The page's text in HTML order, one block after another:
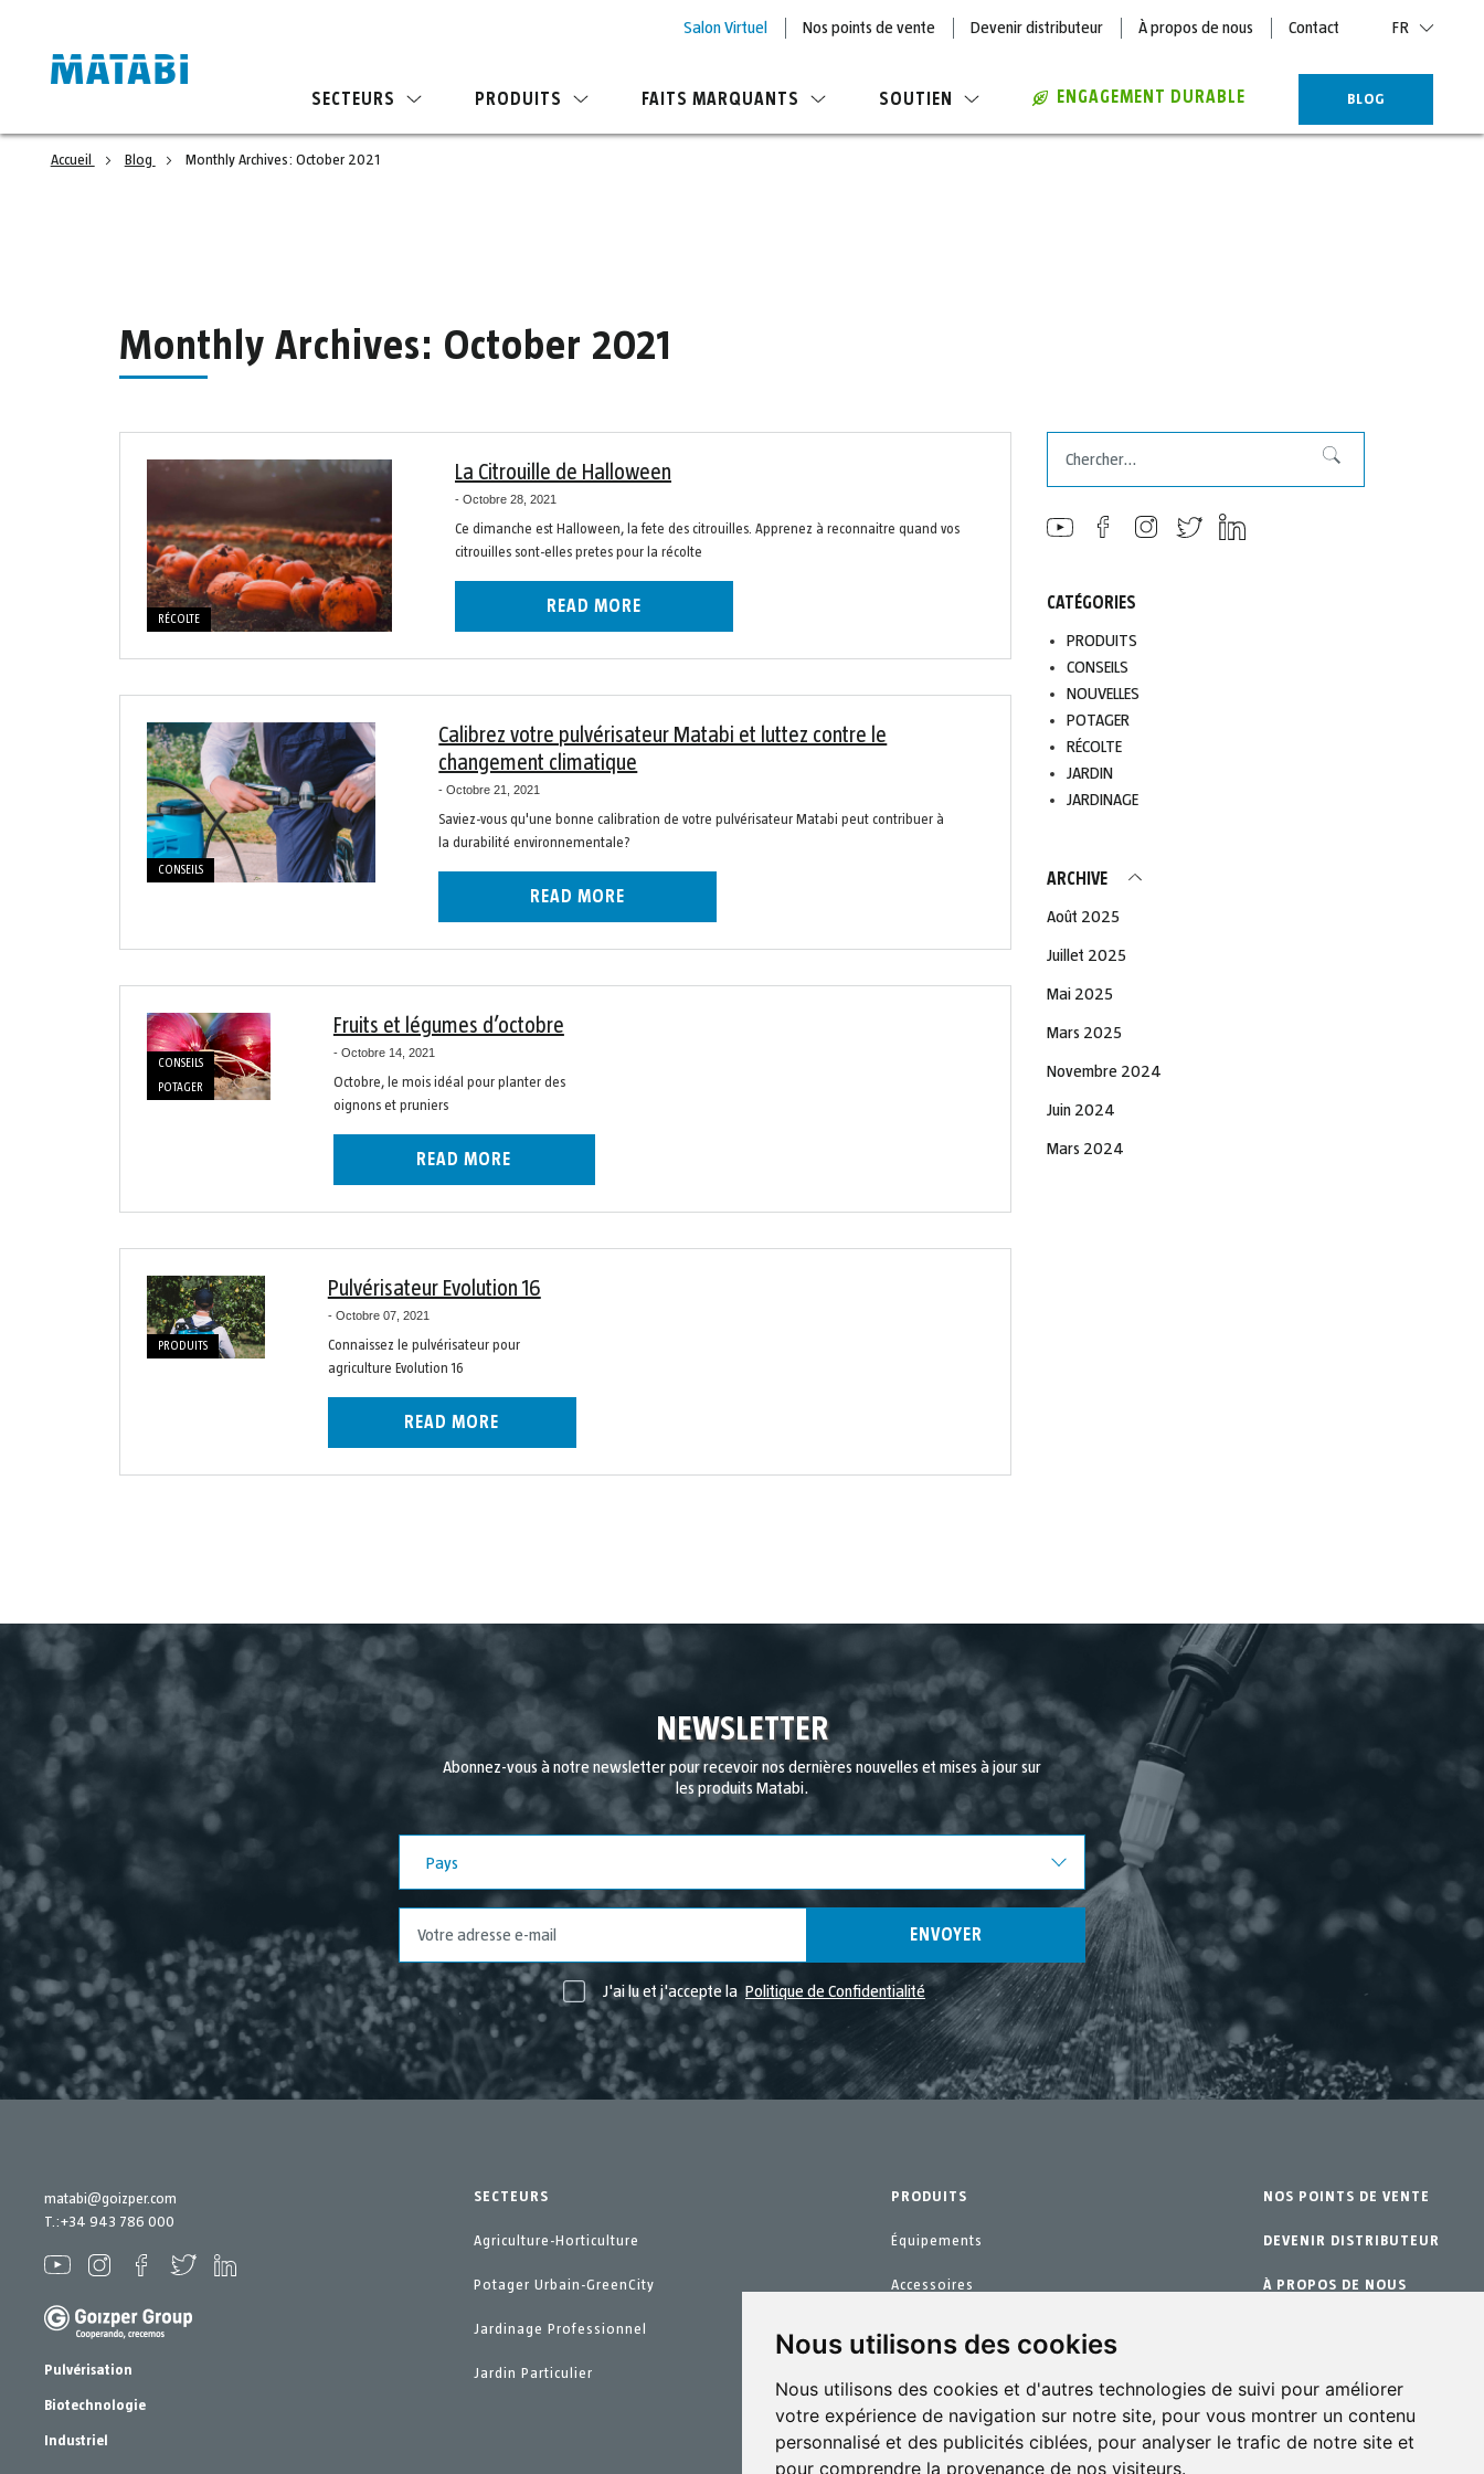
Nous utilisons des cookies
Nous utilisons des cookies et d'autres technologies de suivi pour améliorer
votre expérience de navigation sur notre site, pour vous montrer un contenu
personnalisé et des publicités ciblées, pour analyser le trafic de notre site et
pour comprendre la provenance de nos visiteurs.
Salon Virtuel Nos points de vente Devenir distributeur À propos de nous Contact FR
SECTEURS PRODUITS FAITS MARQUANTS SOUTIEN ENGAGEMENT DURABLE BLOG
Accueil Blog Monthly Archives: October 2021
Monthly Archives: October 2021
RÉCOLTE
La Citrouille de Halloween
-Octobre 28, 2021
Ce dimanche est Halloween, la fete des citrouilles. Apprenez à reconnaitre quand vos
citrouilles sont-elles pretes pour la récolte
READ MORE
CONSEILS
Calibrez votre pulvérisateur Matabi et luttez contre le
changement climatique
- Octobre 21, 2021
Saviez-vous qu'une bonne calibration de votre pulvérisateur Matabi peut contribuer à
la durabilité environnementale?
READ MORE
CONSEILS
POTAGER
Fruits et légumes d’octobre
-Octobre 14, 2021
Octobre, le mois idéal pour planter des
oignons et pruniers
READ MORE
PRODUITS
Pulvérisateur Evolution 16
-Octobre 07, 2021
Connaissez le pulvérisateur pour
agriculture Evolution 16
READ MORE
Chercher
CATÉGORIES
PRODUITS
CONSEILS
NOUVELLES
POTAGER
RÉCOLTE
JARDIN
JARDINAGE
ARCHIVE
Août 2025
Juillet 2025
Mai 2025
Mars 2025
Novembre 2024
Juin 2024
Mars 2024
NEWSLETTER
Abonnez-vous à notre newsletter pour recevoir nos dernières nouvelles et mises à jour sur
les produits Matabi.
Pays
ENVOYER
J'ai lu et j'accepte la Politique de Confidentialité
matabi@goizper.com
T.:+34 943 786 000
Pulvérisation
Biotechnologie
Industriel
SECTEURS
Agriculture-Horticulture
Potager Urbain-GreenCity
Jardinage Professionnel
Jardin Particulier
PRODUITS
Équipements
Accessoires
Pièces de rechange
NOS POINTS DE VENTE
DEVENIR DISTRIBUTEUR
À PROPOS DE NOUS